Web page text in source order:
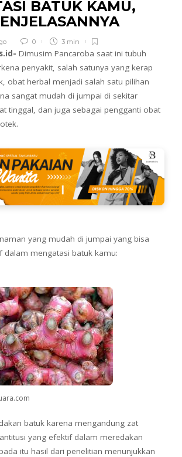
BATUK KAMU,
0 3 min
Dimusim Pancaroba saat ini tubuh
penyakit, salah satunya yang kerap
obat herbal menjadi salah satu pilihan
sangat mudah di jumpai di sekitar
tinggal, dan juga sebagai pengganti obat
yang mudah di jumpai yang bisa
dalam mengatasi batuk kamu:
batuk karena mengandung zat
yang efektif dalam meredakan
itu hasil dari penelitian menunjukkan